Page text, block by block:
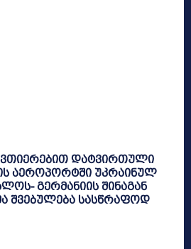
დატვირთული
აეროპორტში უკრაინულ
გერმანიის შინაგან
შვებულება სასწრაფოდ